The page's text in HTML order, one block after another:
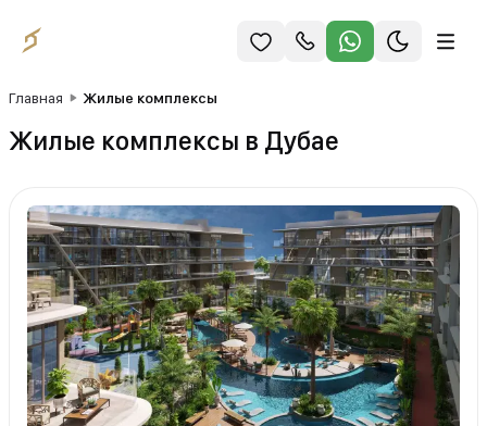
Главная Жилые комплексы
Жилые комплексы в Дубае